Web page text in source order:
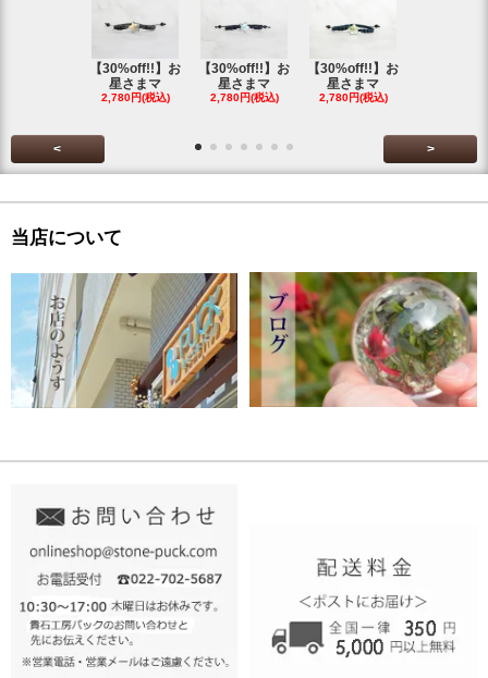
【30%off!!】お
星さまマ
2,780円(税込)
【30%off!!】お
星さまマ
2,780円(税込)
【30%off!!】お
星さまマ
2,780円(税込)
< >
当店について